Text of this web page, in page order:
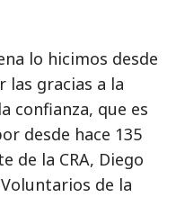
lo hicimos desde
las gracias a la
confianza, que es
desde hace 135
de la CRA, Diego
de la